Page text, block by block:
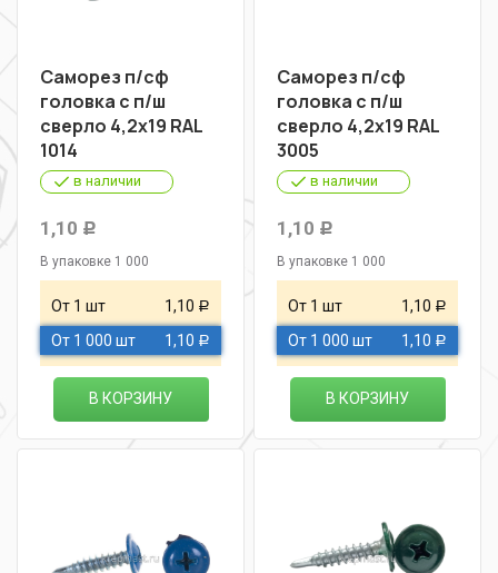
Саморез п/сф
головка с п/ш
сверло 4,2х19 RAL
1014
в наличии
1,10 Р
В упаковке 1 000
От 1 шт 1,10 Р
От 1 000 шт 1,10 Р
В КОРЗИНУ
Саморез п/сф
головка с п/ш
сверло 4,2х19 RAL
3005
в наличии
1,10 Р
В упаковке 1 000
От 1 шт 1,10 Р
От 1 000 шт 1,10 Р
В КОРЗИНУ